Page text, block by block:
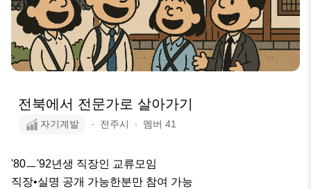
전북에서 전문가로 살아가기
자기계발 ∙ 전주시 ∙ 멤버 41
'80ㅡ'92년생 직장인 교류모임
직장•실명 공개 가능한분만 참여 가능